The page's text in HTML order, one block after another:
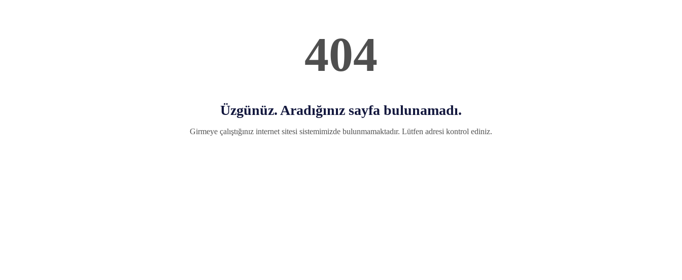
404
Üzgünüz. Aradığınız sayfa bulunamadı.
Girmeye çalıştığınız internet sitesi sistemimizde bulunmamaktadır. Lütfen adresi kontrol ediniz.